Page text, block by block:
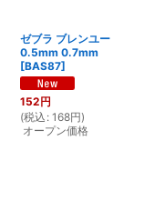
ゼブラ ブレンユー
0.5mm 0.7mm
[BAS87]
152円
(税込 : 168円)
オープン価格